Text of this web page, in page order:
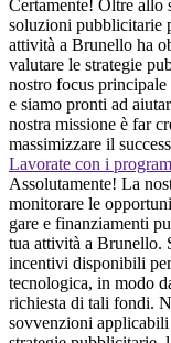
Certamente! Oltre
soluzioni pubblicitarie
attività a Brunello ha
valutare le strategie
nostro focus
e siamo pronti ad
nostra missione è far
massimizzare il
Lavorate con i
Assolutamente! La
monitorare le
gare e finanziamenti
tua attività a Brunello.
incentivi disponibili
tecnologica, in modo
richiesta di tali fondi.
sovvenzioni